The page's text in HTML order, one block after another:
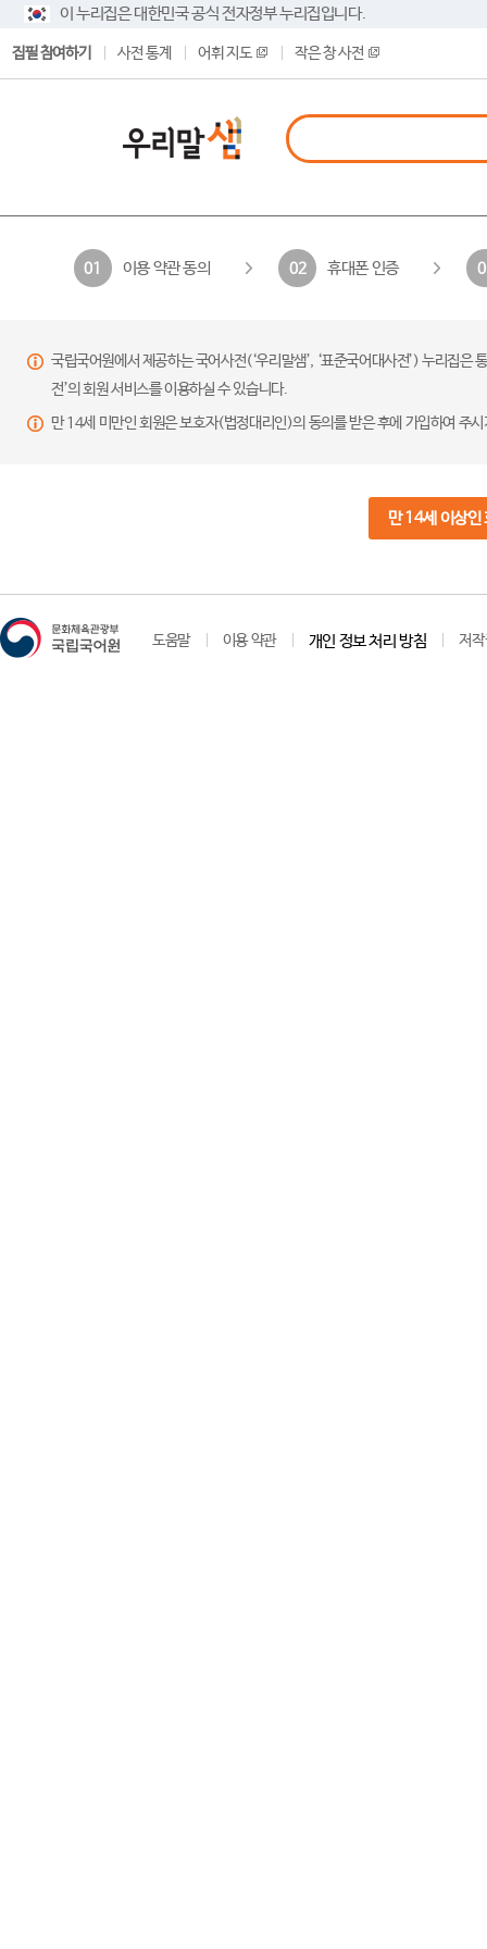
이 누리집은 대한민국 공식 전자정부 누리집입니다.
집필 참여하기 사전 통계 어휘 지도 작은 창 사전
01 이용 약관 동의 02 휴대폰 인증
국립국어원에서 제공하는 국어사전(‘우리말샘’, ‘표준국어대사전’) 누리집
전’의 회원 서비스를 이용하실 수 있습니다.
만 14세 미만인 회원은 보호자(법정대리인)의 동의를 받은 후에 가입하여 주
만 14세 이상인
도움말 이용 약관 개인 정보 처리 방침 저